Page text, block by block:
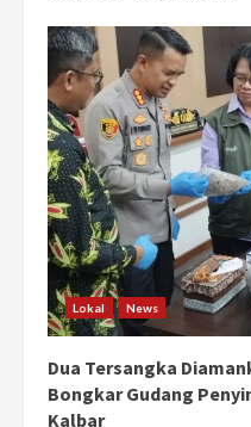
Lokal News
Dua Tersangka
Bongkar Gudang
Kalbar